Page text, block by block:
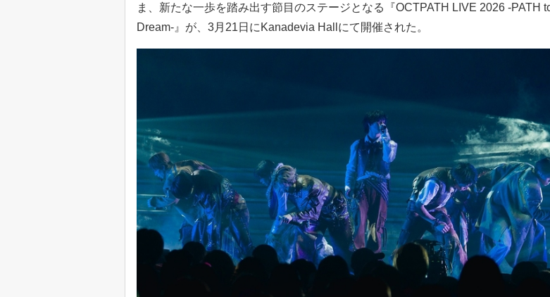
ま、新たな一歩を踏み出す節目のステージとなる『OCTPATH LIVE 2026 -PATH
Dream-』が、3月21日にKanadevia Hallにて開催された。